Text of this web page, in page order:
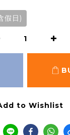
假日)
to Wishlist